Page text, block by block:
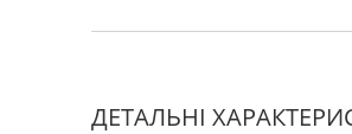
ДЕТАЛЬНІ